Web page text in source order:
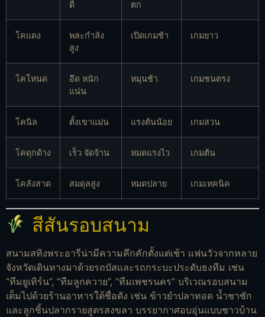
ดี
ตก
โคแดง
พละกำลัง
สูง
เปิดเกมช้า เกมยาว
โคโหนด
อึด หนัก
แน่น
หมุนช้า เกมชนตรง
โคนิล ตั้งเขาแม่น แรงต้นน้อย เกมสวน
โคดุกด้าง เร็ว จัดจ้าน หมดแรงไว เกมต้น
โคลังสาด สมดุลสูง หมดปลาย เกมเทคนิค
สีสันรอบสนาม
สนามสทิงพระอารีน่ามีความคึกคักตั้งแต่เช้า แฟนวัวจากหลาย
จังหวัดเดินทางมาด้วยรถบัสและรถกระบะประดับธงทีม เช่น
“ทีมยูเทิร์น”, “ทีมลูกควาย”, “ทีมเพชรนคร” บริเวณรอบสนาม
เต็มไปด้วยร้านอาหารใต้ชื่อดัง เช่น ข้าวยำปลาทอด น้ำชาชัก
และลูกชิ้นปลากรายสูตรสงขลา บรรยากาศอบอุ่นแบบชาวบ้าน